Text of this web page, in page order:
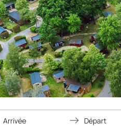
Arrivée Départ